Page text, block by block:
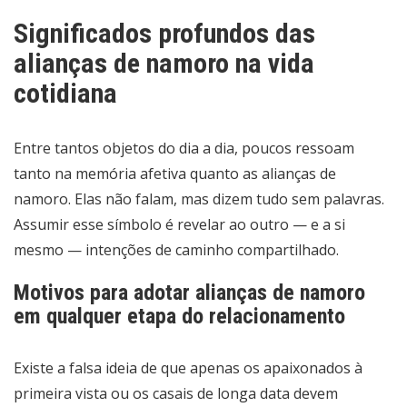
Significados profundos das
alianças de namoro na vida
cotidiana
Entre tantos objetos do dia a dia, poucos ressoam
tanto na memória afetiva quanto as alianças de
namoro. Elas não falam, mas dizem tudo sem palavras.
Assumir esse símbolo é revelar ao outro — e a si
mesmo — intenções de caminho compartilhado.
Motivos para adotar alianças de namoro
em qualquer etapa do relacionamento
Existe a falsa ideia de que apenas os apaixonados à
primeira vista ou os casais de longa data devem